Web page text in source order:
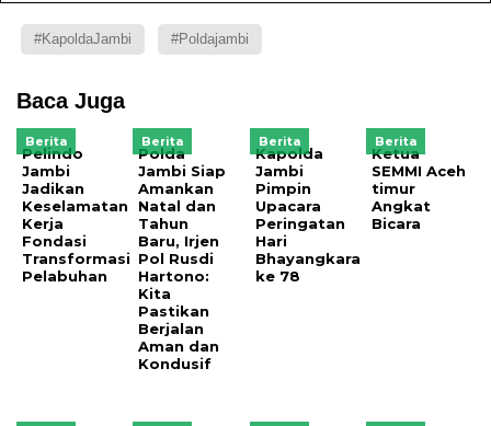
#KapoldaJambi #Poldajambi
Baca Juga
Berita
Pelindo
Jambi
Jadikan
Keselamatan
Kerja
Fondasi
Transformasi
Pelabuhan
Berita
Polda
Jambi Siap
Amankan
Natal dan
Tahun
Baru, Irjen
Pol Rusdi
Hartono:
Kita
Pastikan
Berjalan
Aman dan
Kondusif
Berita
Kapolda
Jambi
Pimpin
Upacara
Peringatan
Hari
Bhayangkara
ke 78
Berita
Ketua
SEMMI Aceh
timur
Angkat
Bicara